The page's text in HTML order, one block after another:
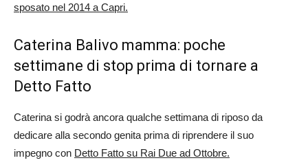
sposato nel 2014 a Capri.
Caterina Balivo mamma: poche
settimane di stop prima di tornare a
Detto Fatto
Caterina si godrà ancora qualche settimana di riposo da
dedicare alla secondo genita prima di riprendere il suo
impegno con Detto Fatto su Rai Due ad Ottobre.